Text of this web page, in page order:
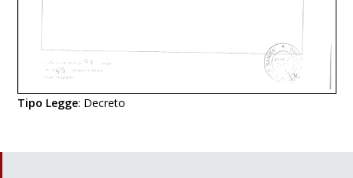
Tipo Legge: Decreto